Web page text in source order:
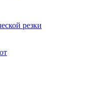
резки